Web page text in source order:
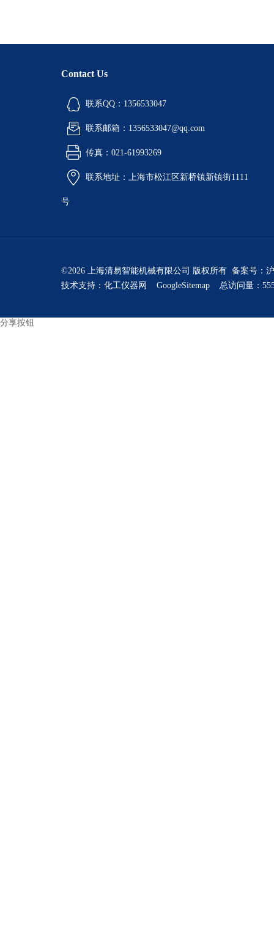
Contact Us
联系QQ：1356533047
联系邮箱：1356533047@qq.com
传真：021-61993269
联系地址：上海市松江区新桥镇新镇街1111
号
©2026 上海清易智能机械有限公司 版权所有 备案号：
技术支持： 化工仪器网 GoogleSitemap 总访问量：
分享按钮